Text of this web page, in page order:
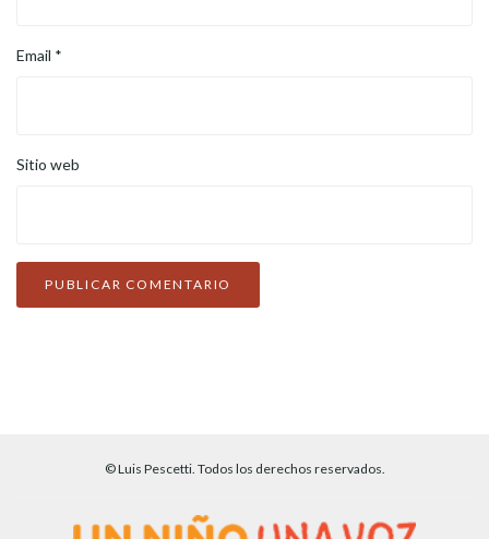
Email *
Sitio web
© Luis Pescetti. Todos los derechos reservados.